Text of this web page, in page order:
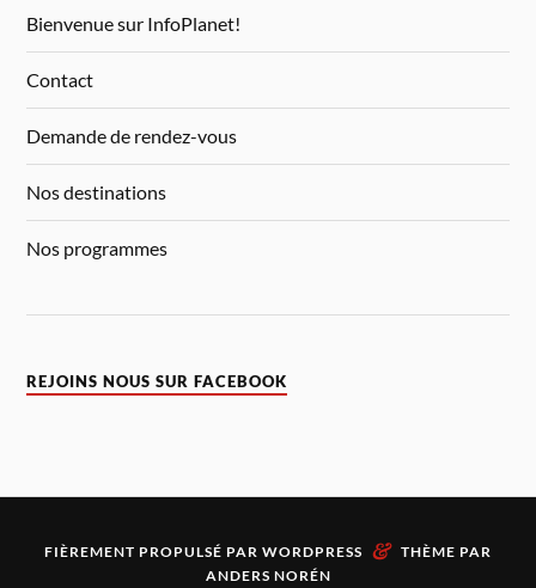
Bienvenue sur InfoPlanet!
Contact
Demande de rendez-vous
Nos destinations
Nos programmes
REJOINS NOUS SUR FACEBOOK
FIÈREMENT PROPULSÉ PAR WORDPRESS & THÈME PAR
ANDERS NORÉN